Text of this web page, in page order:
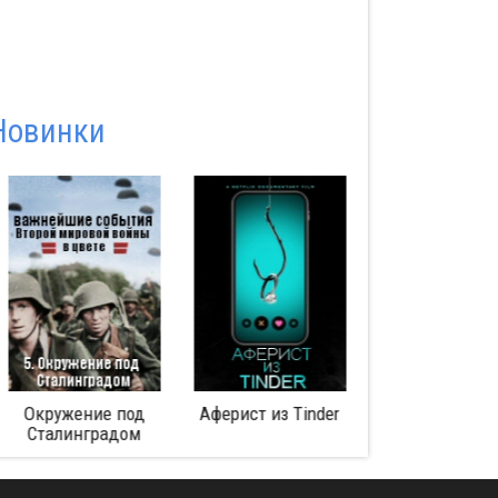
Окружение под
Сталинградом
Аферист из Tinder